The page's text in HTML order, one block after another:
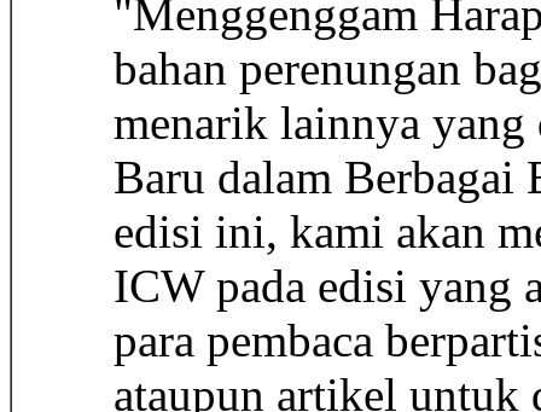
"Menggenggam
bahan perenungan
menarik lainnya yang
Baru dalam
edisi ini, kami akan
ICW pada edisi yang
para pembaca
ataupun artikel